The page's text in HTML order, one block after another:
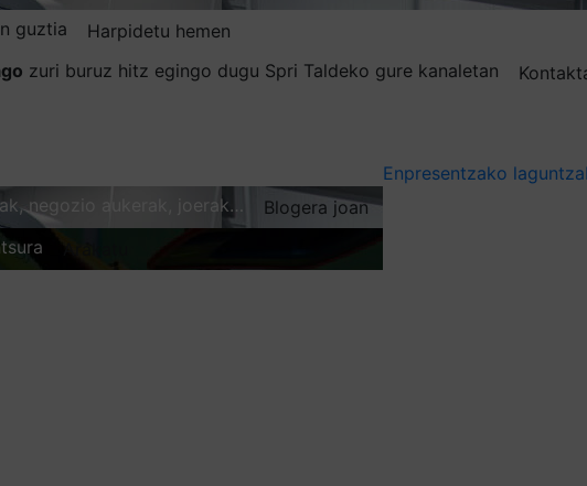
guztia
Harpidetu hemen
zuri buruz hitz egingo dugu Spri Taldeko gure kanaletan
negozio aukerak, joerak…
Blogera joan
Enpresentzako laguntza